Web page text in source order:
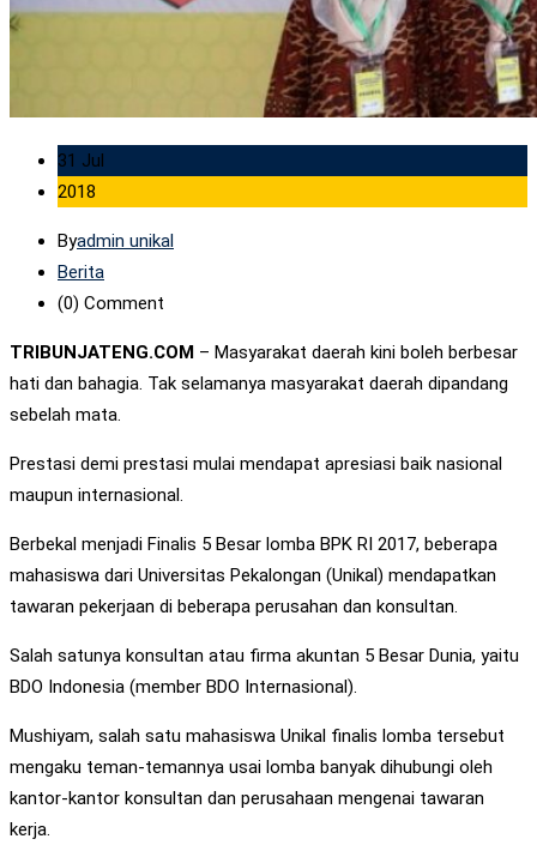
31 Jul
2018
Byadmin unikal
Berita
(0) Comment
TRIBUNJATENG.COM – Masyarakat daerah kini boleh berbesar
hati dan bahagia. Tak selamanya masyarakat daerah dipandang
sebelah mata.
Prestasi demi prestasi mulai mendapat apresiasi baik nasional
maupun internasional.
Berbekal menjadi Finalis 5 Besar lomba BPK RI 2017, beberapa
mahasiswa dari Universitas Pekalongan (Unikal) mendapatkan
tawaran pekerjaan di beberapa perusahan dan konsultan.
Salah satunya konsultan atau firma akuntan 5 Besar Dunia, yaitu
BDO Indonesia (member BDO Internasional).
Mushiyam, salah satu mahasiswa Unikal finalis lomba tersebut
mengaku teman-temannya usai lomba banyak dihubungi oleh
kantor-kantor konsultan dan perusahaan mengenai tawaran
kerja.